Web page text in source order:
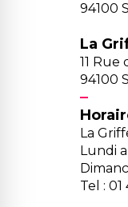
94100
La
11 Rue
94100
La
Lundi
Tel :